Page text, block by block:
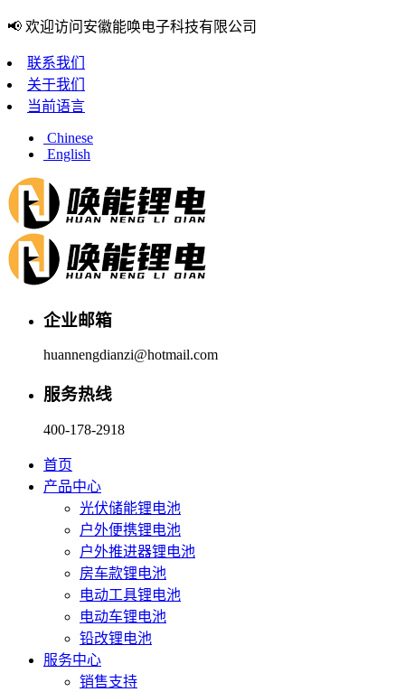
📢 欢迎访问安徽能唤电子科技有限公司
联系我们
关于我们
当前语言
Chinese
English
企业邮箱
huannengdianzi@hotmail.com
服务热线
400-178-2918
首页
产品中心
光伏储能锂电池
户外便携锂电池
户外推进器锂电池
房车款锂电池
电动工具锂电池
电动车锂电池
铅改锂电池
服务中心
销售支持